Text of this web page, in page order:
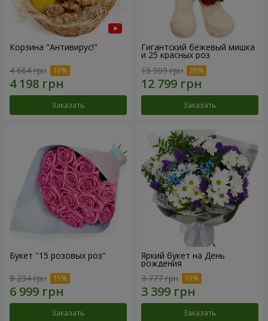
Корзина "Антивирус!"
4 664 грн
Заказать
Гигантский бежевый мишка
и 25 красных роз
15 999 грн
Заказать
Букет "15 розовых роз"
8 234 грн
Заказать
Яркий букет на День
рождения
3 777 грн
Заказать